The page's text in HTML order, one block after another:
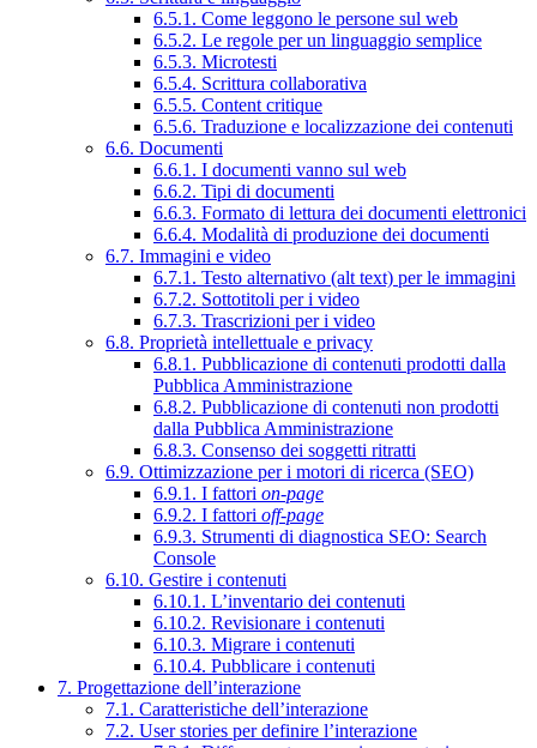
6.5.1. Come leggono le persone sul web
6.5.2. Le regole per un linguaggio semplice
6.5.3. Microtesti
6.5.4. Scrittura collaborativa
6.5.5. Content critique
6.5.6. Traduzione e localizzazione dei contenuti
6.6. Documenti
6.6.1. I documenti vanno sul web
6.6.2. Tipi di documenti
6.6.3. Formato di lettura dei documenti elettronici
6.6.4. Modalità di produzione dei documenti
6.7. Immagini e video
6.7.1. Testo alternativo (alt text) per le immagini
6.7.2. Sottotitoli per i video
6.7.3. Trascrizioni per i video
6.8. Proprietà intellettuale e privacy
6.8.1. Pubblicazione di contenuti prodotti dalla
Pubblica Amministrazione
6.8.2. Pubblicazione di contenuti non prodotti
dalla Pubblica Amministrazione
6.8.3. Consenso dei soggetti ritratti
6.9. Ottimizzazione per i motori di ricerca (SEO)
6.9.1. I fattori on-page
6.9.2. I fattori off-page
6.9.3. Strumenti di diagnostica SEO: Search
Console
6.10. Gestire i contenuti
6.10.1. L’inventario dei contenuti
6.10.2. Revisionare i contenuti
6.10.3. Migrare i contenuti
6.10.4. Pubblicare i contenuti
7. Progettazione dell’interazione
7.1. Caratteristiche dell’interazione
7.2. User stories per definire l’interazione